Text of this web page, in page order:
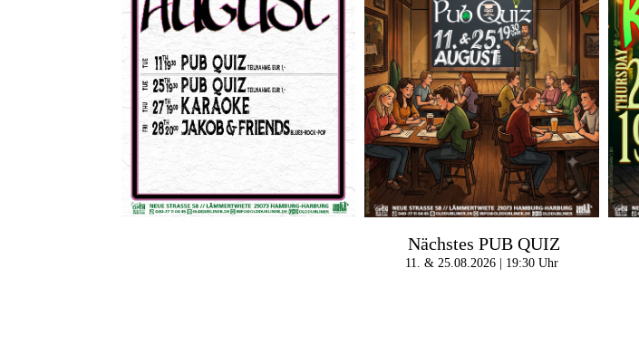
Nächstes PUB QUIZ
11. & 25.08.2026 | 19:30 Uhr